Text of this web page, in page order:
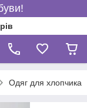
Одяг для хлопчика